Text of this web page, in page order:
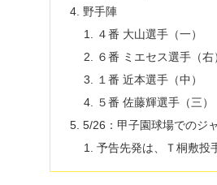
野手陣
４番 大山選手（一）
６番 ミエセス選手（右
１番 近本選手（中）
５番 佐藤輝選手（三）
5/26：甲子園球場でのジ
予告先発は、Ｔ桐敷投